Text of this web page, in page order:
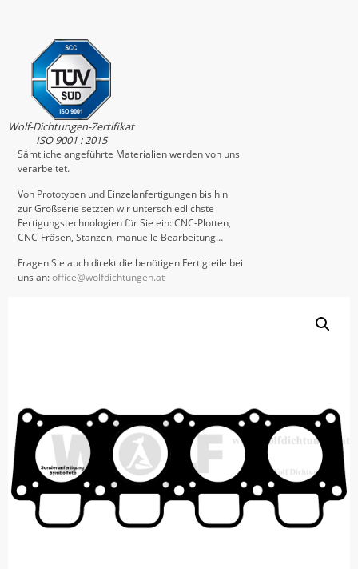
Wolf-Dichtungen-Zertifikat
ISO 9001 : 2015
Sämtliche angeführte Materialien werden von uns
verarbeitet.
Von Prototypen und Einzelanfertigungen bis hin
zur Großserie setzten wir unterschiedlichste
Fertigungstechnologien für Sie ein: CNC-Plotten,
CNC-Fräsen, Stanzen, manuelle Bearbeitung…
Fragen Sie auch direkt die benötigen Fertigteile bei
uns an:office@wolfdichtungen.at